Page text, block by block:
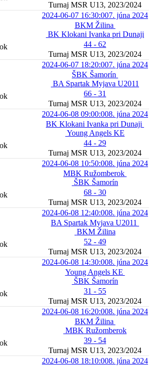
Turnaj MSR U13, 2023/2024
2024-06-07 16:30:007. júna 2024
BKM Žilina
BK Klokani Ivanka pri Dunaji
44 - 62
Turnaj MSR U13, 2023/2024
2024-06-07 18:20:007. júna 2024
ŠBK Šamorín
BA Spartak Myjava U2011
66 - 31
Turnaj MSR U13, 2023/2024
2024-06-08 09:00:008. júna 2024
BK Klokani Ivanka pri Dunaji
Young Angels KE
44 - 29
Turnaj MSR U13, 2023/2024
2024-06-08 10:50:008. júna 2024
MBK Ružomberok
ŠBK Šamorín
68 - 30
Turnaj MSR U13, 2023/2024
2024-06-08 12:40:008. júna 2024
BA Spartak Myjava U2011
BKM Žilina
52 - 49
Turnaj MSR U13, 2023/2024
2024-06-08 14:30:008. júna 2024
Young Angels KE
ŠBK Šamorín
31 - 55
Turnaj MSR U13, 2023/2024
2024-06-08 16:20:008. júna 2024
BKM Žilina
MBK Ružomberok
39 - 54
Turnaj MSR U13, 2023/2024
2024-06-08 18:10:008. júna 2024